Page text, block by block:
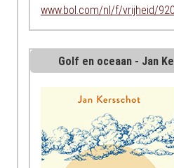
www.bol.com/nl/f/vrijheid/
Golf en oceaan - Jan